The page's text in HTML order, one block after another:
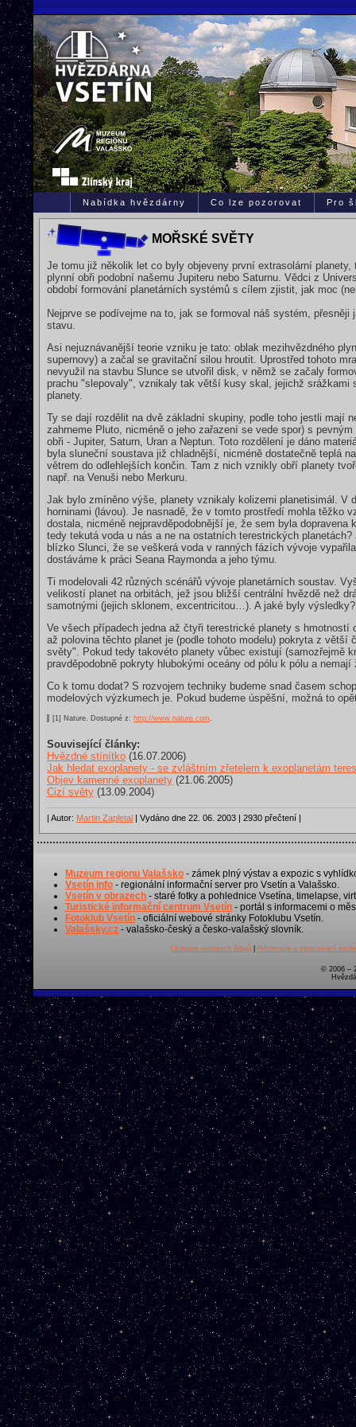
Nabídka hvězdárny Co lze pozorovat Pro
MOŘSKÉ SVĚTY
Je tomu již několik let co byly objeveny první extrasolární
plynní obři podobní našemu Jupiteru nebo Saturnu. Vědci z
období formování planetárních systémů s cílem zjistit, jak moc
Nejprve se podívejme na to, jak se formoval náš systém,
stavu.
Asi nejuznávanější teorie vzniku je tato: oblak mezihvězdného
supernovy) a začal se gravitační silou hroutit. Uprostřed tohoto
nevyužil na stavbu Slunce se utvořil disk, v němž se začaly
prachu "slepovaly", vznikaly tak větší kusy skal, jejichž
planety.
Ty se dají rozdělit na dvě základní skupiny, podle toho jestli mají
zahrneme Pluto, nicméně o jeho zařazení se vede spor) s
obři - Jupiter, Saturn, Uran a Neptun. Toto rozdělení je dáno
byla sluneční soustava již chladnější, nicméně dostatečně teplá
větrem do odlehlejších končin. Tam z nich vznikly obří planety
např. na Venuši nebo Merkuru.
Jak bylo zmíněno výše, planety vznikaly kolizemi planetisimál. V
horninami (lávou). Je nasnadě, že v tomto prostředí mohla těžko
dostala, nicméně nejpravděpodobnější je, že sem byla
tedy tekutá voda u nás a ne na ostatních terestrických
blízko Slunci, že se veškerá voda v ranných fázích vývoje
dostáváme k práci Seana Raymonda a jeho týmu.
Ti modelovali 42 různých scénářů vývoje planetárních soustav.
velikostí planet na orbitách, jež jsou bližší centrální hvězdě než
samotnými (jejich sklonem, excentricitou…). A jaké byly výsledky?
Ve všech případech jedna až čtyři terestrické planety s
až polovina těchto planet je (podle tohoto modelu) pokryta z
světy". Pokud tedy takovéto planety vůbec existují (samozřejmě
pravděpodobně pokryty hlubokými oceány od pólu k pólu a
Co k tomu dodat? S rozvojem techniky budeme snad časem
modelových výzkumech je. Pokud budeme úspěšní, možná to
[1] Nature. Dostupné z: http://www.nature.com
Související články:
Hvězdné stínítko (16.07.2006)
Jak hledat exoplanety - se zvláštním zřetelem k exoplanetám
Objev kamenné exoplanety (21.06.2005)
Cizí světy (13.09.2004)
| Autor: Martin Zapletal | Vydáno dne 22. 06. 2003 | 2930 přečtení |
Muzeum regionu Valašsko - zámek plný výstav a expozic s
Vsetín info - regionální informační server pro Vsetín a Valašsko.
Vsetín v obrazech - staré fotky a pohlednice Vsetína, timelapse,
Turistické informační centrum Vsetín - portál s informacemi o
Fotoklub Vsetín - oficiální webové stránky Fotoklubu Vsetín.
Valašsky.cz - valašsko-český a česko-valašský slovník.
Ochrana osobních údajů| Informace o zpracování
© 2006 –